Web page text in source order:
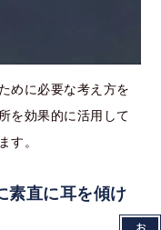
めに必要な考え方を
を効果的に活用して
す。
素直に耳を傾け